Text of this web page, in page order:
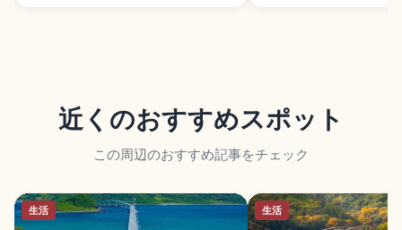
近くのおすすめスポット
この周辺のおすすめ記事をチェック
生活 生活